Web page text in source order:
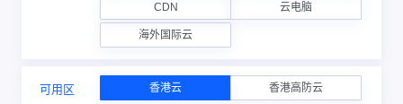
CDN 云电脑
海外国际云
可用区 香港云 香港高防云